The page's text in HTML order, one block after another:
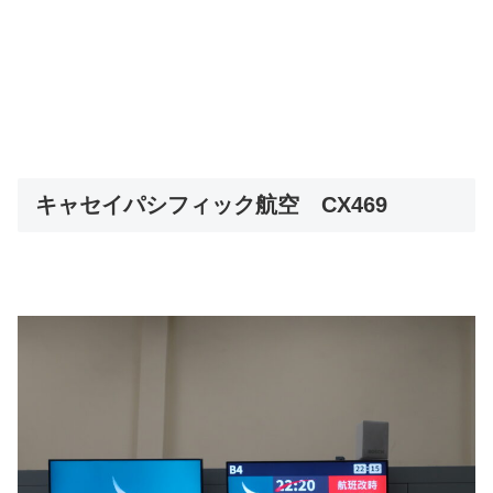
キャセイパシフィック航空 CX469